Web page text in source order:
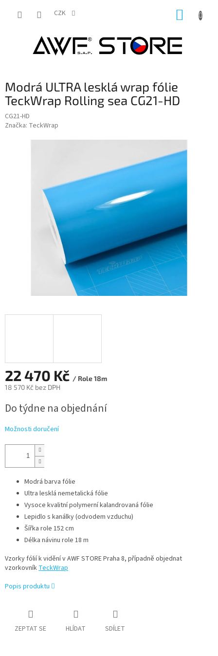
CZK
Modrá ULTRA lesklá wrap fólie
TeckWrap Rolling sea CG21-HD
CG21-HD
Značka: TeckWrap
22 470 Kč / Role 18m
18 570 Kč bez DPH
cena:
Do týdne na objednání
Možnosti doručení
Modrá barva fólie
Ultra lesklá nemetalická fólie
Vysoce kvalitní polymerní kalandrovaná fólie
Lepidlo s kanálky (odvodem vzduchu)
Šířka role 152 cm
Délka návinu role 18 m
Vzorky fólií k vidění v AWF STORE Praha 8, případně objednat
vzorkovníkTeckWrap
Popis produktu
ZEPTAT SE HLÍDAT SDÍLET